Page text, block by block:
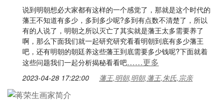
说到明朝想必大家都有这样的一个感觉了，那就是这个时代的
藩王不知道有多少，多到多少呢?多到有点数不清楚了，所以
有的人说了，明朝之所以灭亡了其实就是藩王太多需要养了
啊，那么下面我们就一起研究研究看看明朝到底有多少藩王
吧，还有明朝的朝廷养这些藩王到底需要多少钱呢?下面就着
这些问题我们一起分析揭秘看看吧……更多
2023-04-28 17:22:00 藩王,明朝,明朝,藩王,朱氏,宗亲